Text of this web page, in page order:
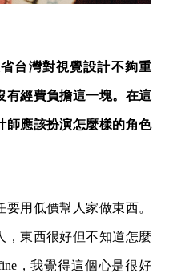
台灣對視覺設計不夠重
有經費負擔這一塊。在這
師應該扮演怎麼樣的角色
用低價幫人家做東西。
，東西很好但不知道怎麼
，我覺得這個心是很好